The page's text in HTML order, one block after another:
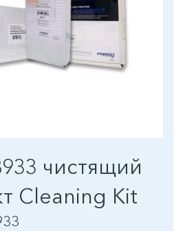
чистящий
Cleaning Kit